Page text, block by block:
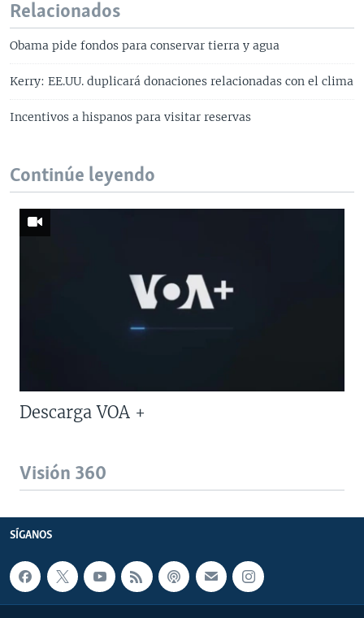
Relacionados
Obama pide fondos para conservar tierra y agua
Kerry: EE.UU. duplicará donaciones relacionadas con el clima
Incentivos a hispanos para visitar reservas
Continúe leyendo
Descarga VOA +
Visión 360
SÍGANOS